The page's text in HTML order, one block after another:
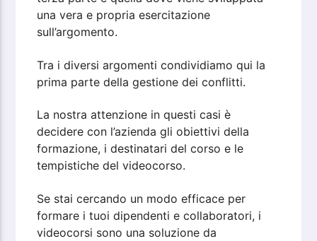
una vera e propria esercitazione
sull’argomento.
Tra i diversi argomenti condividiamo qui la
prima parte della gestione dei conflitti.
La nostra attenzione in questi casi è
decidere con l’azienda gli obiettivi della
formazione, i destinatari del corso e le
tempistiche del videocorso.
Se stai cercando un modo efficace per
formare i tuoi dipendenti e collaboratori, i
videocorsi sono una soluzione da